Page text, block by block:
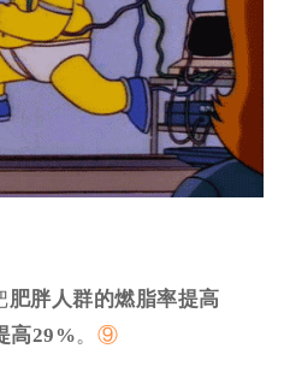
肥胖人群的燃脂率提高
高29%。 ⑨